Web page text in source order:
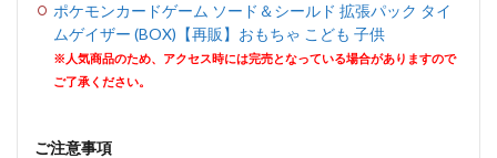
ポケモンカードゲーム ソード＆シールド 拡張パック タイ
ムゲイザー (BOX)【再販】おもちゃ こども 子供
※人気商品のため、アクセス時には完売となっている場合がありますので
ご了承ください。
ご注意事項